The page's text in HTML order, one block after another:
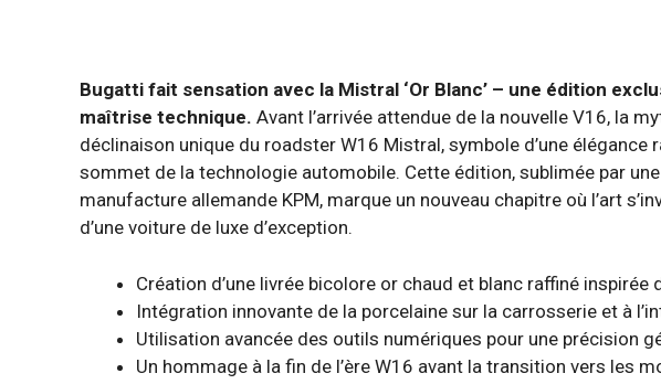
Bugatti fait sensation avec la Mistral ‘Or Blanc’ – une édition
maîtrise technique. Avant l’arrivée attendue de la nouvelle V16, la
déclinaison unique du roadster W16 Mistral, symbole d’une élégance
sommet de la technologie automobile. Cette édition, sublimée par
manufacture allemande KPM, marque un nouveau chapitre où l’art
d’une voiture de luxe d’exception.
Création d’une livrée bicolore or chaud et blanc raffiné inspirée
Intégration innovante de la porcelaine sur la carrosserie et à
Utilisation avancée des outils numériques pour une précision
Un hommage à la fin de l’ère W16 avant la transition vers les